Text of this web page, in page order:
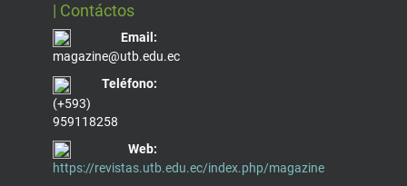
| Contáctos
Email:
magazine@utb.edu.ec
Teléfono:
(+593)
959118258
Web:
https://revistas.utb.edu.ec/index.php/magazine